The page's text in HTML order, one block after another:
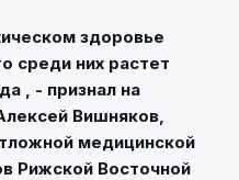
здоровье
среди них растет
, - признал на
Вишняков,
медицинской
Рижской Восточной